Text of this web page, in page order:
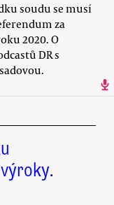
soudu se musí
za
2020. O
DR s